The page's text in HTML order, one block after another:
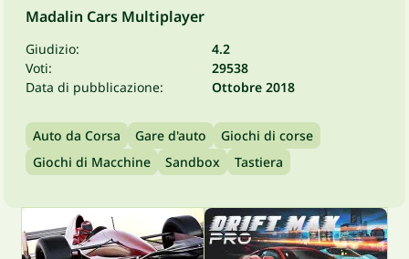
Madalin Cars Multiplayer
Giudizio:
4.2
Voti:
29538
Data di pubblicazione:
Ottobre 2018
Auto da Corsa Gare d'auto
Giochi di corse
Giochi di Macchine
Sandbox Tastiera